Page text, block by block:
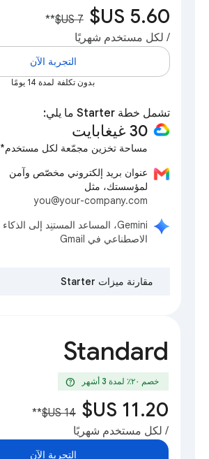
**
/ لكل مستخدم شهريًا
التجربة الآن
بدون تكلفة لمدة 14 يومًا
تشمل خطة Starter ما يلي:
30 غيغابايت
مساحة تخزين مجمّعة لكل مستخدم*
عنوان بريد إلكتروني مخصّص وآمن
لمؤسستك، مثل
you@your-company.com
‫Gemini، المساعد المستنِد إلى الذكاء
الاصطناعي في Gmail
مقارنة ميزات Starter
Standard
خصم ٢٠٪؜ لمدة 3 أشهر help
**
/ لكل مستخدم شهريًا
التجربة الآن